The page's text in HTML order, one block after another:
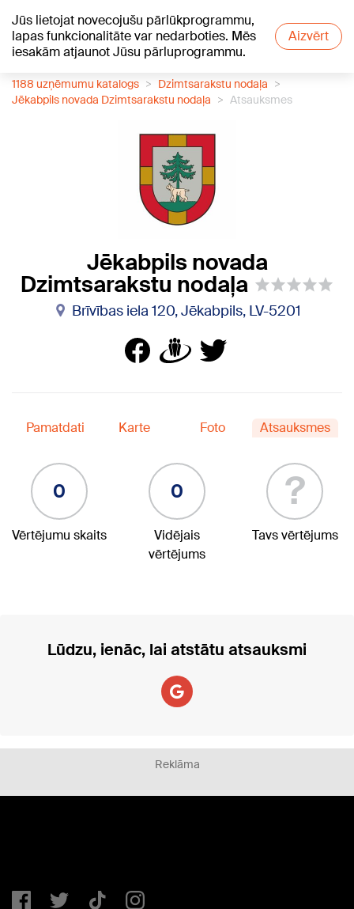
Jūs lietojat novecojušu pārlūkprogrammu,
lapas funkcionalitāte var nedarboties. Mēs
iesakām atjaunot Jūsu pārluprogrammu.
Aizvērt
+16°C
1188 uzņēmumu katalogs
Dzimtsarakstu nodaļa
Jēkabpils novada Dzimtsarakstu nodaļa
Atsauksmes
Jēkabpils novada
Dzimtsarakstu nodaļa
Brīvības iela 120, Jēkabpils, LV-5201
Pamatdati Karte Foto Atsauksmes
0
Vērtējumu skaits
0
Vidējais
vērtējums
?
Tavs vērtējums
Lūdzu, ienāc, lai atstātu atsauksmi
Reklāma